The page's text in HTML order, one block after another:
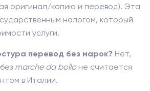
оригинал/копию и перевод). Эта
налогом, который
услуги.
перевод без марок? Нет,
marche da bollo не считается
в Италии.